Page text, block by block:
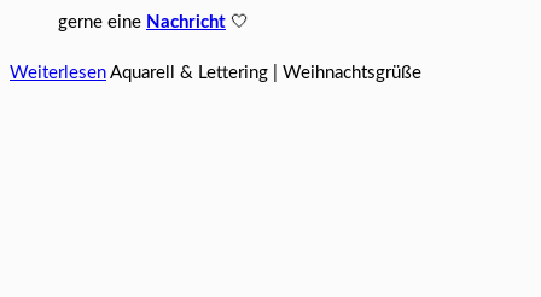
gerne eine Nachricht 🤍
Weiterlesen Aquarell & Lettering | Weihnachtsgrüße​